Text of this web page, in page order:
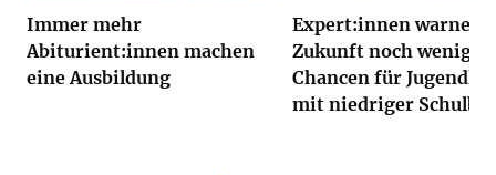
Immer mehr
Abiturient:innen machen
eine Ausbildung
Expert:innen warnen:
Zukunft noch weniger
Chancen für
mit niedriger